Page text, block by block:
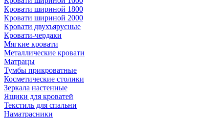
Кровати шириной 1800
Кровати шириной 2000
Кровати двухъярусные
Кровати-чердаки
Мягкие кровати
Металлические кровати
Матрацы
Тумбы прикроватные
Косметические столики
Зеркала настенные
Ящики для кроватей
Текстиль для спальни
Наматрасники